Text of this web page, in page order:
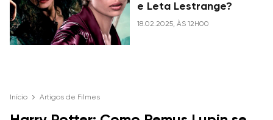
e Leta Lestrange?
18.02.2025, ÀS 12H00
Início Artigos de Filmes